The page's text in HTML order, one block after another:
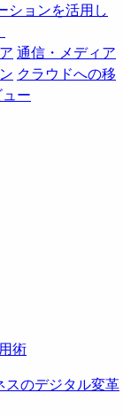
ションを活用し
通信・メディア
クラウドへの移
ー
術
のデジタル変革